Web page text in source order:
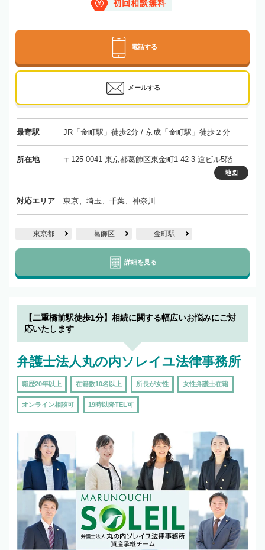
初回相談無料
電話する
メールする
最寄駅 JR「金町駅」徒歩2分 / 京成「金町駅」徒歩２分
所在地 〒125-0041 東京都葛飾区東金町1-42-3 道ビル5階
地図
対応エリア 東京、埼玉、千葉、神奈川
東京都 葛飾区 金町駅
詳細を見る
【二重橋前駅徒歩1分】相続に関する幅広いお悩みにご対
応いたします
弁護士法人丸の内ソレイユ法律事務所
職歴20年以上 在籍数10名以上 所長が女性 女性弁護士在籍
オンライン相談可 19時以降TEL可